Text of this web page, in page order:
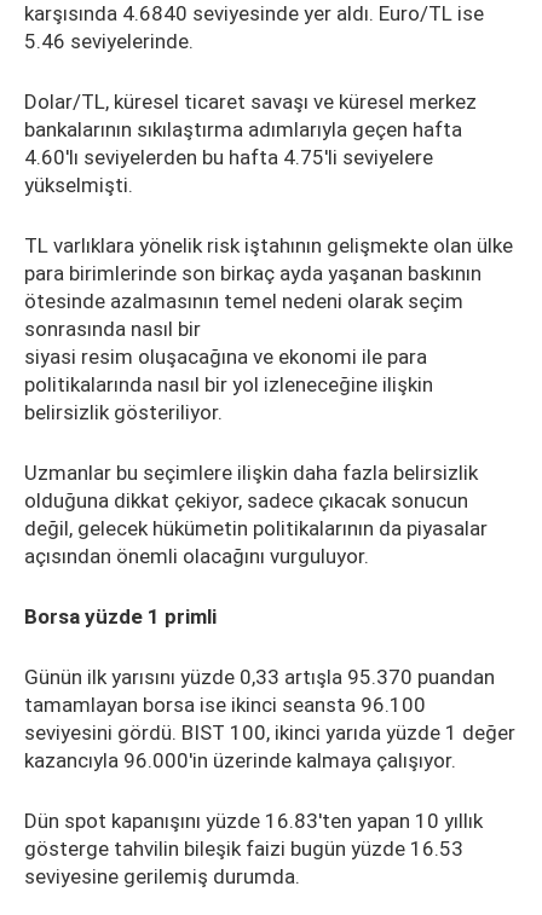
karşısında 4.6840 seviyesinde yer aldı. Euro/TL ise
5.46 seviyelerinde.
Dolar/TL, küresel ticaret savaşı ve küresel merkez
bankalarının sıkılaştırma adımlarıyla geçen hafta
4.60'lı seviyelerden bu hafta 4.75'li seviyelere
yükselmişti.
TL varlıklara yönelik risk iştahının gelişmekte olan ülke
para birimlerinde son birkaç ayda yaşanan baskının
ötesinde azalmasının temel nedeni olarak seçim
sonrasında nasıl bir
siyasi resim oluşacağına ve ekonomi ile para
politikalarında nasıl bir yol izleneceğine ilişkin
belirsizlik gösteriliyor.
Uzmanlar bu seçimlere ilişkin daha fazla belirsizlik
olduğuna dikkat çekiyor, sadece çıkacak sonucun
değil, gelecek hükümetin politikalarının da piyasalar
açısından önemli olacağını vurguluyor.
Borsa yüzde 1 primli
Günün ilk yarısını yüzde 0,33 artışla 95.370 puandan
tamamlayan borsa ise ikinci seansta 96.100
seviyesini gördü. BIST 100, ikinci yarıda yüzde 1 değer
kazancıyla 96.000'in üzerinde kalmaya çalışıyor.
Dün spot kapanışını yüzde 16.83'ten yapan 10 yıllık
gösterge tahvilin bileşik faizi bugün yüzde 16.53
seviyesine gerilemiş durumda.